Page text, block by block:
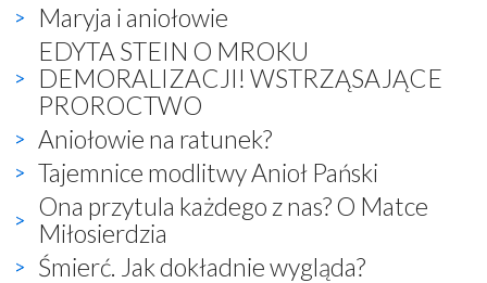
Maryja i aniołowie
EDYTA STEIN O MROKU
DEMORALIZACJI! WSTRZĄSAJĄCE
PROROCTWO
Aniołowie na ratunek?
Tajemnice modlitwy Anioł Pański
Ona przytula każdego z nas? O Matce
Miłosierdzia
Śmierć. Jak dokładnie wygląda?